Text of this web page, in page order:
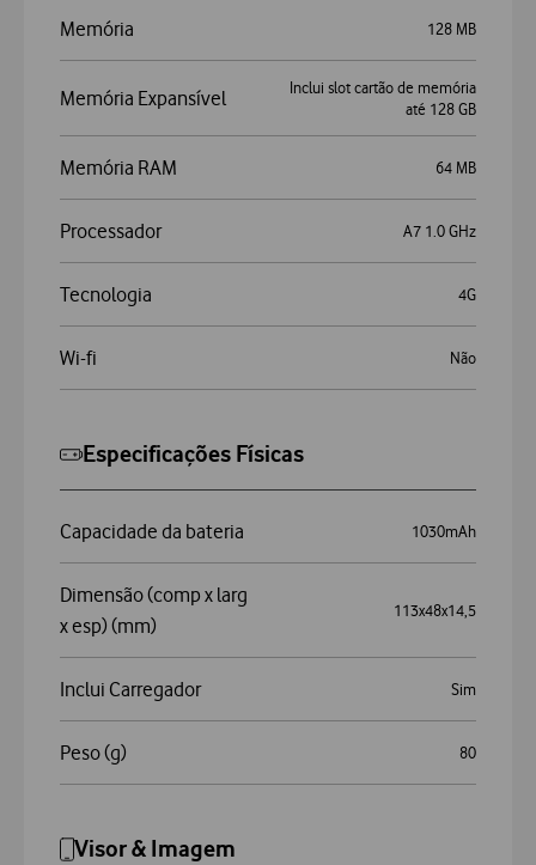
Memória 128 MB
Memória Expansível
Inclui slot cartão de memória
até 128 GB
Memória RAM 64 MB
Processador A7 1.0 GHz
Tecnologia 4G
Wi-fi Não
Especificações Físicas
Capacidade da bateria 1030mAh
Dimensão (comp x larg
x esp) (mm)
113x48x14,5
Inclui Carregador Sim
Peso (g) 80
Visor & Imagem